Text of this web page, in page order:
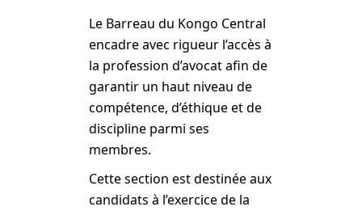
Le Barreau du Kongo Central
encadre avec rigueur l’accès à
la profession d’avocat afin de
garantir un haut niveau de
compétence, d’éthique et de
discipline parmi ses
membres.
Cette section est destinée aux
candidats à l’exercice de la